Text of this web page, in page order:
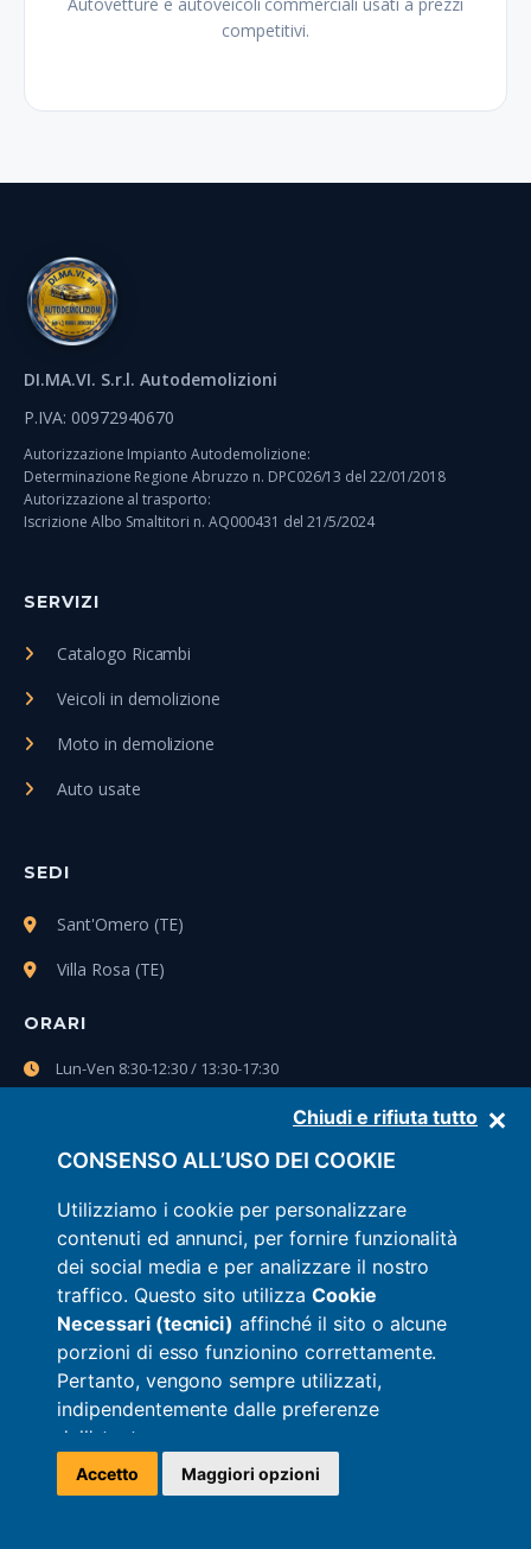
Chiudi e rifiuta tutto
CONSENSO ALL’USO DEI COOKIE
Utilizziamo i cookie per personalizzare
contenuti ed annunci, per fornire funzionalità
dei social media e per analizzare il nostro
traffico. Questo sito utilizza Cookie
Necessari (tecnici) affinché il sito o alcune
porzioni di esso funzionino correttamente.
Pertanto, vengono sempre utilizzati,
indipendentemente dalle preferenze
dall’utente.
Per l’utilizzo diCookie Analitici, Cookie di
Targeting e Marketing e Cookie di
Accetto Maggiori opzioni
Autovetture e autoveicoli commerciali usati a prezzi
competitivi.
DI.MA.VI. S.r.l. Autodemolizioni
P.IVA: 00972940670
Autorizzazione Impianto Autodemolizione:
Determinazione Regione Abruzzo n. DPC026/13 del 22/01/2018
Autorizzazione al trasporto:
Iscrizione Albo Smaltitori n. AQ000431 del 21/5/2024
SERVIZI
Catalogo Ricambi
Veicoli in demolizione
Moto in demolizione
Auto usate
SEDI
Sant'Omero (TE)
Villa Rosa (TE)
ORARI
Lun-Ven 8:30-12:30 / 13:30-17:30
0861.850362
Pagina contatti
WhatsApp